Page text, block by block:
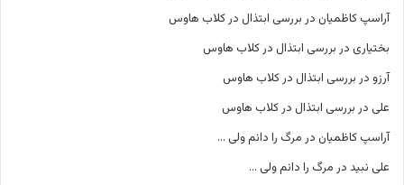
آراسپ کاظمیان در بررسی ابتذال در کلاب هاوس
بختیاری در بررسی ابتذال در کلاب هاوس
آرزو در بررسی ابتذال در کلاب هاوس
علی در بررسی ابتذال در کلاب هاوس
آراسپ کاظمیان در مرگ را دانم ولی …
علی نبید در مرگ را دانم ولی …